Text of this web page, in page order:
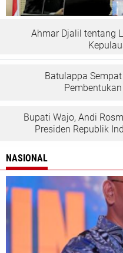
Ahmar Djalil tentang
Batulappa
Bupati Wajo, Andi
Presiden Republik
NASIONAL